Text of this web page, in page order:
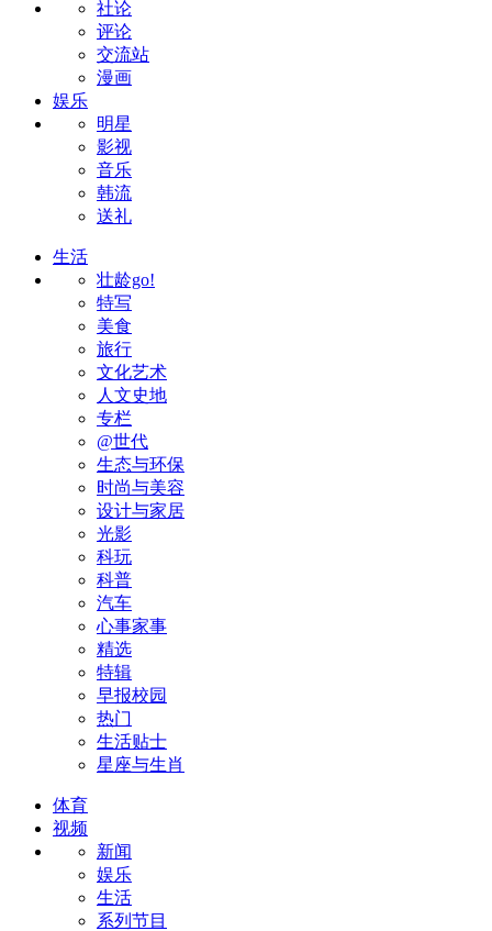
社论
评论
交流站
漫画
娱乐
明星
影视
音乐
韩流
送礼
生活
壮龄go!
特写
美食
旅行
文化艺术
人文史地
专栏
@世代
生态与环保
时尚与美容
设计与家居
光影
科玩
科普
汽车
心事家事
精选
特辑
早报校园
热门
生活贴士
星座与生肖
体育
视频
新闻
娱乐
生活
系列节目